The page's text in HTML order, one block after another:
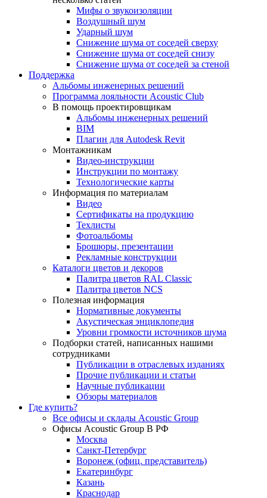
Мифы о звукоизоляции
Воздушный шум
Ударный шум
Снижение шума от соседей сверху
Снижение шума от соседей снизу
Снижение шума от соседей за стеной
Поддержка
Альбомы инженерных решений
Программа лояльности Acoustic Club
В помощь проектировщикам
Альбомы инженерных решений
BIM
Плагин для Autodesk Revit
Монтажникам
Видео-инструкции
Инструкции по монтажу
Технологические карты
Информация по материалам
Видео
Сертификаты на продукцию
Техлисты
Фотоальбомы
Брошюры, презентации
Рекламные конструкции
Каталоги цветов и декоров
Палитра цветов RAL Сlassic
Палитра цветов NCS
Полезная информация
Нормативные документы
Акустическая энциклопедия
Уровни громкости источников шума
Подборки статей, написанных нашими
сотрудниками
Публикации в отраслевых изданиях
Прочие публикации и статьи
Научные публикации
Обзоры материалов
Где купить?
Все офисы и склады Acoustic Group
Офисы Acoustic Group В РФ
Москва
Санкт-Петербург
Воронеж (офиц. представитель)
Екатеринбург
Казань
Краснодар